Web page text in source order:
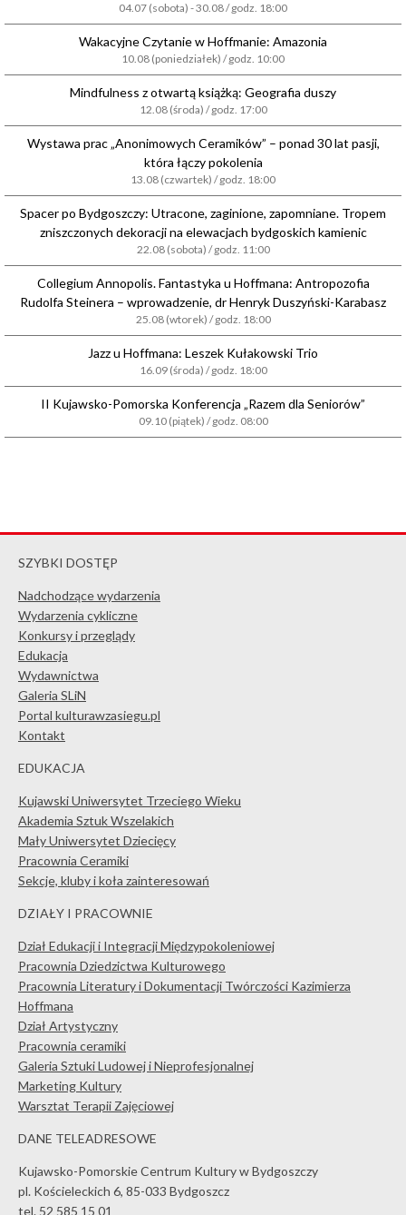
04.07 (sobota) - 30.08 / godz. 18:00
Wakacyjne Czytanie w Hoffmanie: Amazonia
10.08 (poniedziałek) / godz. 10:00
Mindfulness z otwartą książką: Geografia duszy
12.08 (środa) / godz. 17:00
Wystawa prac „Anonimowych Ceramików” – ponad 30 lat pasji,
która łączy pokolenia
13.08 (czwartek) / godz. 18:00
Spacer po Bydgoszczy: Utracone, zaginione, zapomniane. Tropem
zniszczonych dekoracji na elewacjach bydgoskich kamienic
22.08 (sobota) / godz. 11:00
Collegium Annopolis. Fantastyka u Hoffmana: Antropozofia
Rudolfa Steinera – wprowadzenie, dr Henryk Duszyński-Karabasz
25.08 (wtorek) / godz. 18:00
Jazz u Hoffmana: Leszek Kułakowski Trio
16.09 (środa) / godz. 18:00
II Kujawsko-Pomorska Konferencja „Razem dla Seniorów”
09.10 (piątek) / godz. 08:00
SZYBKI DOSTĘP
Nadchodzące wydarzenia
Wydarzenia cykliczne
Konkursy i przeglądy
Edukacja
Wydawnictwa
Galeria SLiN
Portal kulturawzasiegu.pl
Kontakt
EDUKACJA
Kujawski Uniwersytet Trzeciego Wieku
Akademia Sztuk Wszelakich
Mały Uniwersytet Dziecięcy
Pracownia Ceramiki
Sekcje, kluby i koła zainteresowań
DZIAŁY I PRACOWNIE
Dział Edukacji i Integracji Międzypokoleniowej
Pracownia Dziedzictwa Kulturowego
Pracownia Literatury i Dokumentacji Twórczości Kazimierza
Hoffmana
Dział Artystyczny
Pracownia ceramiki
Galeria Sztuki Ludowej i Nieprofesjonalnej
Marketing Kultury
Warsztat Terapii Zajęciowej
DANE TELEADRESOWE
Kujawsko-Pomorskie Centrum Kultury w Bydgoszczy
pl. Kościeleckich 6, 85-033 Bydgoszcz
tel. 52 585 15 01